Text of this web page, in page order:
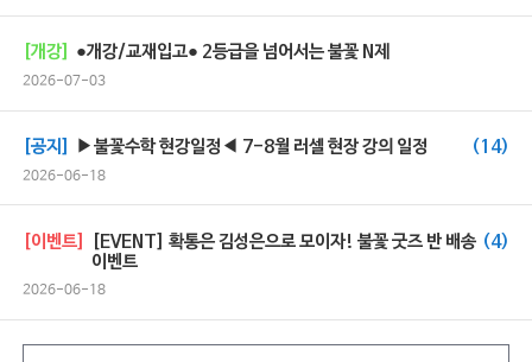
[개강] ●개강/교재입고● 2등급을 넘어서는 불꽃 N제
2026-07-03
[공지] ▶불꽃수학 현강일정◀ 7-8월 러셀 현장 강의 일정 (14)
2026-06-18
[이벤트]
[EVENT] 확통은 김성은으로 모이자! 불꽃 굿즈 반 배송
이벤트
(4)
2026-06-18